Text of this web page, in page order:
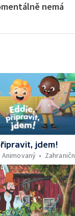
nemá
jdem!
Animovaný